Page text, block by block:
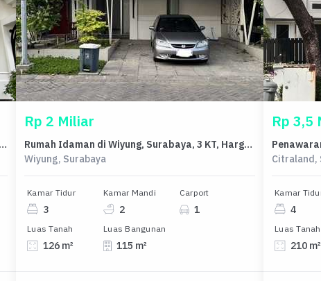
Rumah Minimalis Disewakan di Wiyung, Surabaya, Harga Ekonomis
Rp 2 Miliar
Rumah Idaman di Wiyung, Surabaya, 3 KT, Harga 2 Miliar
Wiyung, Surabaya
Kamar Tidur
3
Kamar Mandi
2
Carport
1
Luas Tanah
126 m²
Luas Bangunan
115 m²
Rp 3,5
Citraland,
Kamar
4
Luas Tanah
210 m²